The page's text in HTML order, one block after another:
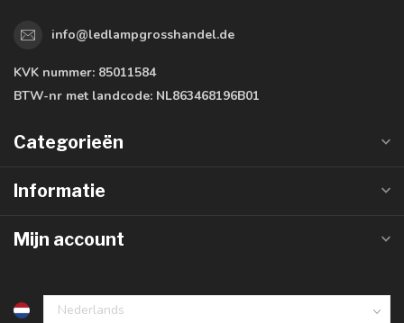
info@ledlampgrosshandel.de
KVK nummer: 85011584
BTW-nr met landcode: NL863468196B01
Categorieën
Informatie
Mijn account